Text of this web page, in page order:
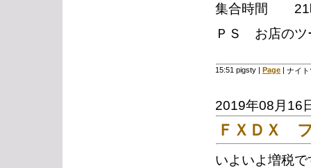
集合時間 21
ＰＳ お店のツ
15:51 pigsty | Page | ナイ
2019年08月16
ＦＸＤＸ
いよいよ増税で